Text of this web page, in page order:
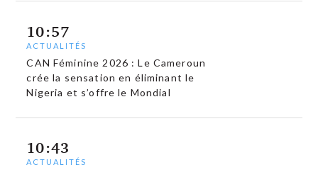
10:57
ACTUALITÉS
CAN Féminine 2026 : Le Cameroun
crée la sensation en éliminant le
Nigeria et s’offre le Mondial
10:43
ACTUALITÉS